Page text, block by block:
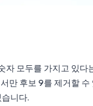
모두를 가지고 있
만 후보 9를 제거할
니다.